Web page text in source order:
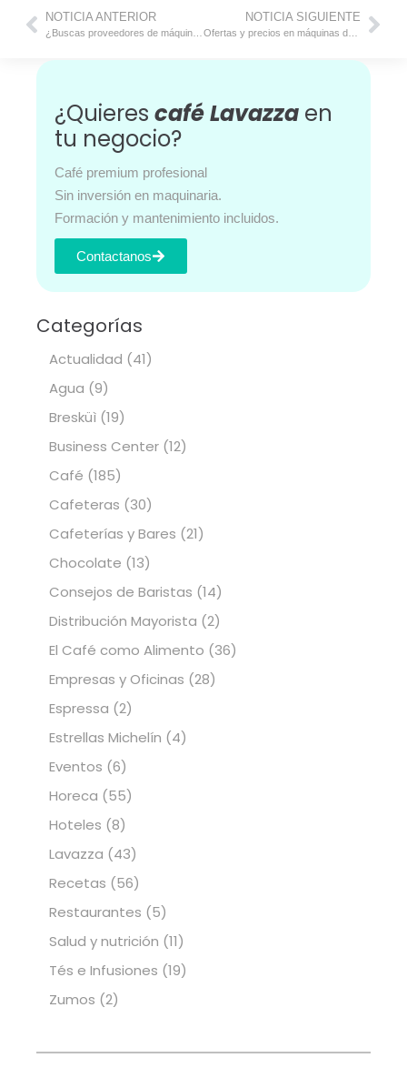
NOTICIA ANTERIOR
¿Buscas proveedores de máquinas expendedoras?
NOTICIA SIGUIENTE
Ofertas y precios en máquinas de café para empresas
¿Quieres café Lavazza en
tu negocio?
Café premium profesional
Sin inversión en maquinaria.
Formación y mantenimiento incluidos.
Contactanos
Categorías
Actualidad (41)
Agua (9)
Bresküì (19)
Business Center (12)
Café (185)
Cafeteras (30)
Cafeterías y Bares (21)
Chocolate (13)
Consejos de Baristas (14)
Distribución Mayorista (2)
El Café como Alimento (36)
Empresas y Oficinas (28)
Espressa (2)
Estrellas Michelín (4)
Eventos (6)
Horeca (55)
Hoteles (8)
Lavazza (43)
Recetas (56)
Restaurantes (5)
Salud y nutrición (11)
Tés e Infusiones (19)
Zumos (2)